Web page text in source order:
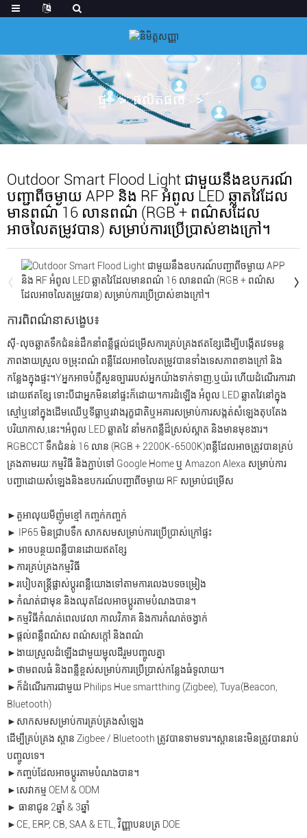
ផ្ទះ ផលិតផល
Outdoor Smart Flood Light ជាមួយនឹងឧបករណ៍
បញ្ជាពីចម្ងាយ APP និង RF អំពូល LED ឆ្លាតវៃដែល
មានពណ៌ 16 លានពណ៌ (RGB + ពណ៌សដែល
អាចលៃតម្រូវបាន) សម្រាប់ការប្រើប្រាស់ខាងក្រៅ។
ការពិពណ៌នាសង្ខេប៖
ស៊ី-លុចឆ្លាតទឹកជំនន់ដឹកនាំពន្លឺផ្តល់ជម្រើសការគ្រប់គ្រងឥតខ្សែដើម្បីបង្កើតវេទមន្ត
ភាពងាយស្រួល ចម្រុះពណ៌ ពន្លឺដែលអាចលៃតម្រូវបានទាំងទេសភាពខាងក្រៅ និង
កន្លែងក្នុងផ្ទះ។Yអ្នកអាចបំភ្លឺសួនច្បាររបស់អ្នកយ៉ាងទាក់ទាញ ឬយ៉រ ហើយដំណើរការវា
ដោយឥតខ្សែ ទោះបីជាអ្នកមិននៅផ្ទះក៏ដោយ។ការដំឡើង អំពូល LED ឆ្លាតវៃនៅក្នុង
ស្មៅឬនៅក្នុងដើមឈើឬទីធ្លាឬរវាងរុក្ខជាតិឬអគារសម្រាប់ការសង្កត់សំឡេងតុបតែង
បរិយាកាស នេះ។អំពូល LED ឆ្លាតវៃ នាំមកពន្លឺដ៏ស្រស់ស្អាត និងមានមុខងារ។
RGBCCT ទឹកជំនន់ 16 លាន (RGB + 2200K-6500K)ពន្លឺដែលអាចត្រូវបានគ្រប់
គ្រងតាមរយៈកម្មវិធី និងភ្ជាប់ទៅ Google Home ឬ Amazon Alexa សម្រាប់ការ
បញ្ជាដោយសំឡេងនិងឧបករណ៍បញ្ជាពីចម្ងាយ RF សម្រាប់ជម្រើស
►តួអាលុយមីញ៉ូមខ្មៅ កញ្ចក់កញ្ចក់
► IP65 មិនជ្រាបទឹក សាកសមសម្រាប់ការប្រើប្រាស់ក្រៅផ្ទះ
► អាចបន្ថយពន្លឺបានដោយឥតខ្សែ
►ការគ្រប់គ្រងកម្មវិធី
►របៀបតន្ត្រីផ្លាស់ប្តូរពន្លឺយោងទៅតាមការលេងបទចម្រៀង
►កំណត់ជាមុន និងឈុតដែលអាចប្ដូរតាមបំណងបាន។
►កម្មវិធីកំណត់ពេលវេលា កាលវិភាគ និងការកំណត់ចង្វាក់
►ផ្តល់ពន្លឺពណ៌ស ពណ៌សក្តៅ និងពណ៌
►ងាយស្រួលដំឡើងជាមួយម្ជុលដីរួមបញ្ចូលគ្នា
►ថាមពលធំ និងពន្លឺខ្ពស់សម្រាប់ការប្រើប្រាស់កន្លែងធំទូលាយ។
►ក៏ដំណើរការជាមួយ Philips Hue smartthing (Zigbee), Tuya(Beacon,
Bluetooth)
►សាកសមសម្រាប់ការគ្រប់គ្រងសំឡេង
ដើម្បីគ្រប់គ្រង ស្ពាន Zigbee / Bluetooth ត្រូវបានទាមទារ។ស្ពាននេះមិនត្រូវបានរាប់
បញ្ចូលទេ។
►កញ្ចប់ដែលអាចប្ដូរតាមបំណងបាន។
►សេវាកម្ម OEM & ODM
► ធានាជូន 2ឆ្នាំ & 3ឆ្នាំ
►CE, ERP, CB, SAA & ETL, វិញ្ញាបនបត្រ DOE